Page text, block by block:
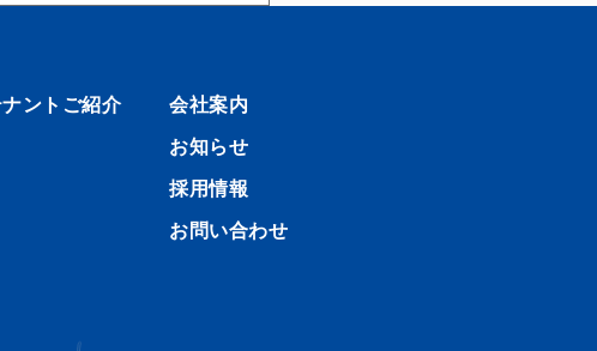
ントご紹介
会社案内
お知らせ
採用情報
お問い合わせ